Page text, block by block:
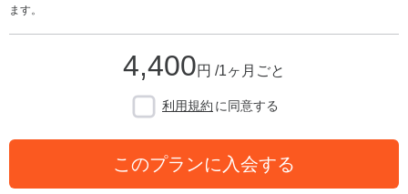
ます。
4,400円 /1ヶ月ごと
利用規約 に同意する
このプランに入会する